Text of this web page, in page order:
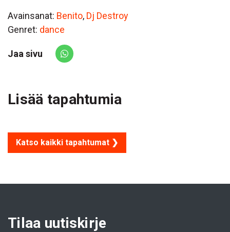
Avainsanat: Benito, Dj Destroy
Genret: dance
Jaa sivu
Share via Whatsapp
Lisää tapahtumia
Katso kaikki tapahtumat ❯
Tilaa uutiskirje